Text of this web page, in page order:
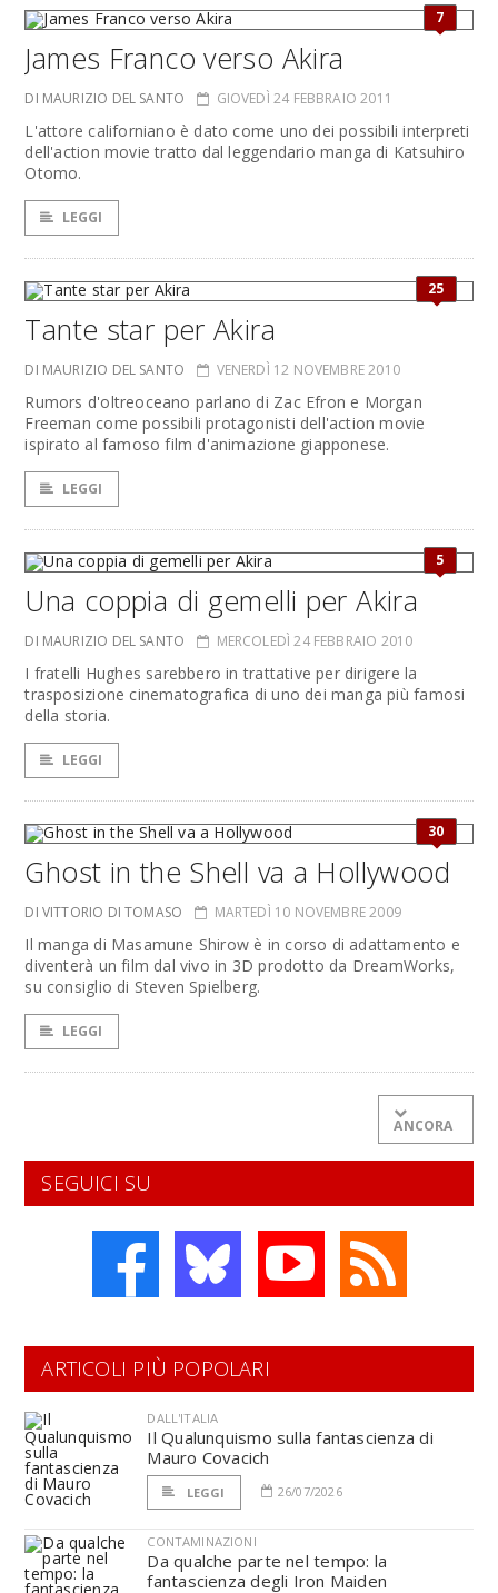
7
James Franco verso Akira
DI MAURIZIO DEL SANTO GIOVEDÌ 24 FEBBRAIO 2011
L'attore californiano è dato come uno dei possibili interpreti
dell'action movie tratto dal leggendario manga di Katsuhiro
Otomo.
LEGGI
25
Tante star per Akira
DI MAURIZIO DEL SANTO VENERDÌ 12 NOVEMBRE 2010
Rumors d'oltreoceano parlano di Zac Efron e Morgan
Freeman come possibili protagonisti dell'action movie
ispirato al famoso film d'animazione giapponese.
LEGGI
5
Una coppia di gemelli per Akira
DI MAURIZIO DEL SANTO MERCOLEDÌ 24 FEBBRAIO 2010
I fratelli Hughes sarebbero in trattative per dirigere la
trasposizione cinematografica di uno dei manga più famosi
della storia.
LEGGI
30
Ghost in the Shell va a Hollywood
DI VITTORIO DI TOMASO MARTEDÌ 10 NOVEMBRE 2009
Il manga di Masamune Shirow è in corso di adattamento e
diventerà un film dal vivo in 3D prodotto da DreamWorks,
su consiglio di Steven Spielberg.
LEGGI
ANCORA
SEGUICI SU
ARTICOLI PIÙ POPOLARI
DALL'ITALIA
Il Qualunquismo sulla fantascienza di
Mauro Covacich
LEGGI 26/07/2026
CONTAMINAZIONI
Da qualche parte nel tempo: la
fantascienza degli Iron Maiden